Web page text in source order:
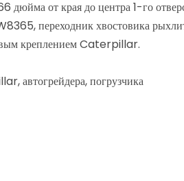
дюйма от края до центра 1-го
переходник хвостовика
креплением Caterpillar.
автогрейдера, погрузчика